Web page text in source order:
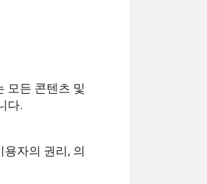
모든 콘텐츠 및
다.
자의 권리, 의